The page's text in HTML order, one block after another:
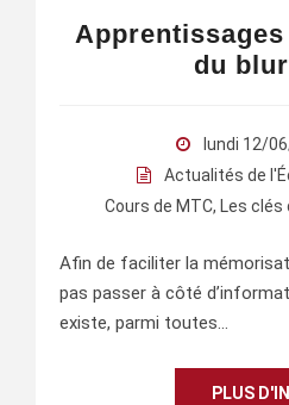
du
lundi 12/
Actualités de
Cours de MTC, Les clés
Afin de faciliter la
pas passer à côté
existe, parmi toutes…
PLUS